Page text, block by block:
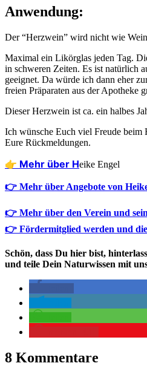
Anwendung:
Der “Herz­wein” wird nicht wie
Maxi­mal ein Likör­glas jeden Tag.
in schwe­ren Zei­ten. Es ist natür­lich
geeig­net. Da wür­de ich dann eher
frei­en Prä­pa­ra­ten aus der Apo­the­ke
Die­ser Herz­wein ist ca. ein hal­bes
Ich wün­sche Euch viel Freu­de beim
Eure Rückmeldungen.
👉 Mehr über Heike Engel
👉 Mehr über Angebote von
👉 Mehr über den Verein und
👉 Fördermitglied werden und
Schön, dass Du hier bist,
und teile Dein Naturwissen mit
8 Kommentare